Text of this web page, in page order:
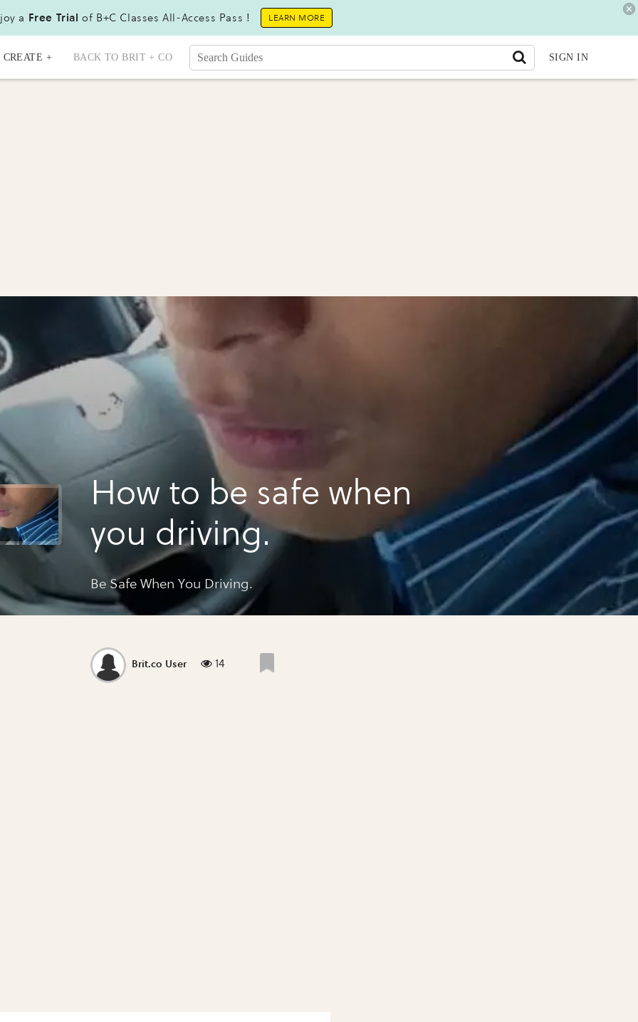
a Free Trial of B+C Classes All-Access Pass ! LEARN MORE
CREATE + BACK TO BRIT + CO SIGN IN
How to be safe when
you driving.
Be Safe When You Driving.
Brit.co User 14